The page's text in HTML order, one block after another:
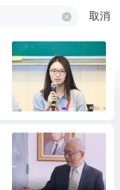
取消